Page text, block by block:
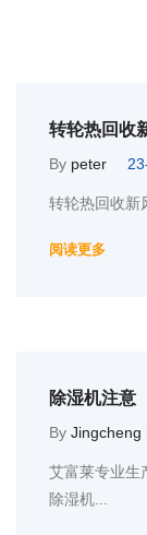
转轮热回收
By peter
转轮热回收新
阅读更多
除湿机注意
By Jingcheng
艾富莱专业生
除湿机...